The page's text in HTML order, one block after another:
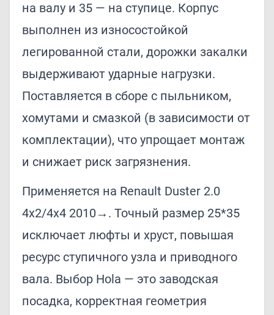
на валу и 35 — на ступице. Корпус
выполнен из износостойкой
легированной стали, дорожки закалки
выдерживают ударные нагрузки.
Поставляется в сборе с пыльником,
хомутами и смазкой (в зависимости от
комплектации), что упрощает монтаж
и снижает риск загрязнения.
Применяется на Renault Duster 2.0
4x2/4x4 2010→. Точный размер 25*35
исключает люфты и хруст, повышая
ресурс ступичного узла и приводного
вала. Выбор Hola — это заводская
посадка, корректная геометрия